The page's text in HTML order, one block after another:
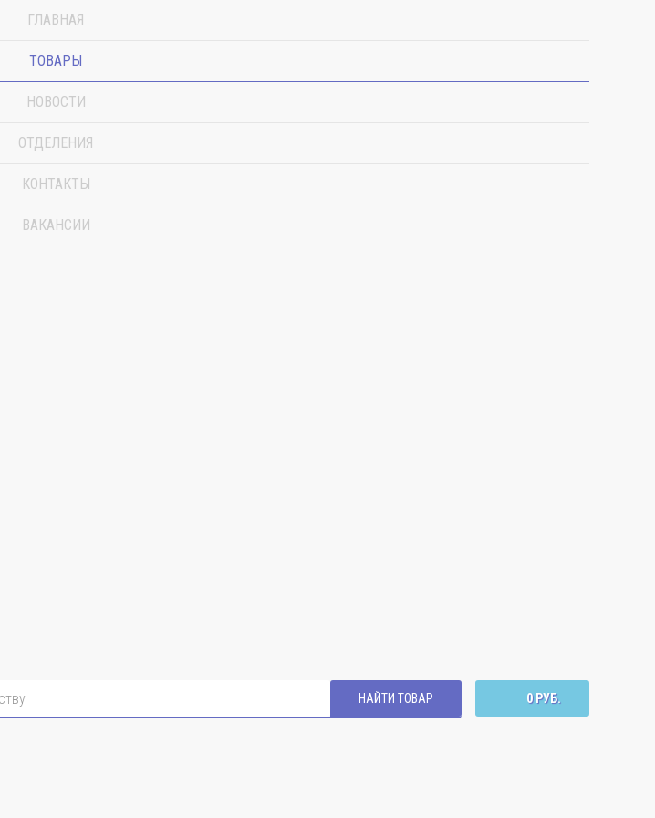
ГЛАВНАЯ
ТОВАРЫ
НОВОСТИ
ОТДЕЛЕНИЯ
КОНТАКТЫ
ВАКАНСИИ
НАЙТИ ТОВАР 0 РУБ.